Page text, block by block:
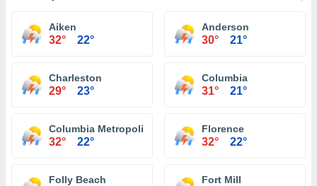
Aiken
32° 22°
Anderson
30° 21°
Charleston
29° 23°
Columbia
31° 21°
Columbia Metropolitan Airport
32° 22°
Florence
32° 22°
Folly Beach Fort Mill